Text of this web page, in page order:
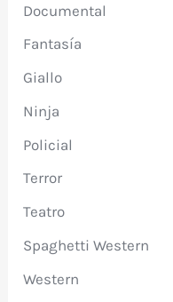
Documental
Fantasía
Giallo
Ninja
Policial
Terror
Teatro
Spaghetti Western
Western